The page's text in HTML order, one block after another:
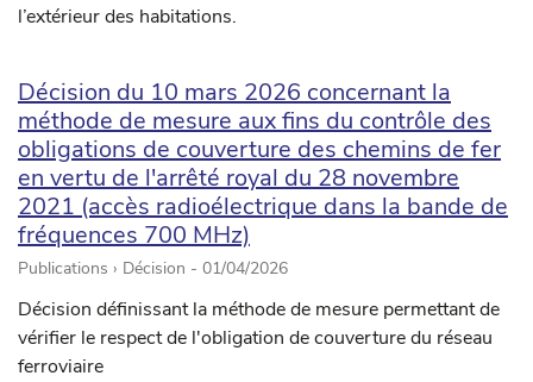
l’extérieur des habitations.
Décision du 10 mars 2026 concernant la
méthode de mesure aux fins du contrôle des
obligations de couverture des chemins de fer
en vertu de l'arrêté royal du 28 novembre
2021 (accès radioélectrique dans la bande de
fréquences 700 MHz)
Publications › Décision - 01/04/2026
Décision définissant la méthode de mesure permettant de
vérifier le respect de l'obligation de couverture du réseau
ferroviaire